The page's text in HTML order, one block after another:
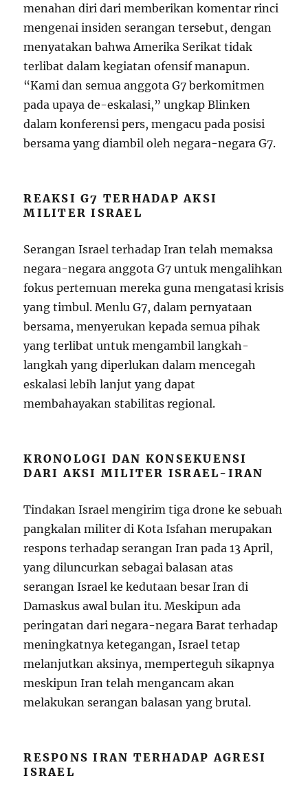
menahan diri dari memberikan komentar rinci
mengenai insiden serangan tersebut, dengan
menyatakan bahwa Amerika Serikat tidak
terlibat dalam kegiatan ofensif manapun.
“Kami dan semua anggota G7 berkomitmen
pada upaya de-eskalasi,” ungkap Blinken
dalam konferensi pers, mengacu pada posisi
bersama yang diambil oleh negara-negara G7.
REAKSI G7 TERHADAP AKSI
MILITER ISRAEL
Serangan Israel terhadap Iran telah memaksa
negara-negara anggota G7 untuk mengalihkan
fokus pertemuan mereka guna mengatasi krisis
yang timbul. Menlu G7, dalam pernyataan
bersama, menyerukan kepada semua pihak
yang terlibat untuk mengambil langkah-
langkah yang diperlukan dalam mencegah
eskalasi lebih lanjut yang dapat
membahayakan stabilitas regional.
KRONOLOGI DAN KONSEKUENSI
DARI AKSI MILITER ISRAEL-IRAN
Tindakan Israel mengirim tiga drone ke sebuah
pangkalan militer di Kota Isfahan merupakan
respons terhadap serangan Iran pada 13 April,
yang diluncurkan sebagai balasan atas
serangan Israel ke kedutaan besar Iran di
Damaskus awal bulan itu. Meskipun ada
peringatan dari negara-negara Barat terhadap
meningkatnya ketegangan, Israel tetap
melanjutkan aksinya, memperteguh sikapnya
meskipun Iran telah mengancam akan
melakukan serangan balasan yang brutal.
RESPONS IRAN TERHADAP AGRESI
ISRAEL